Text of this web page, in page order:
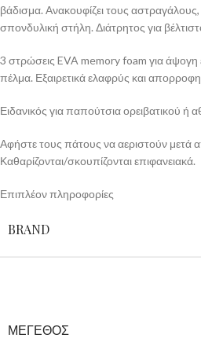
βάδισμα. Ανακουφίζει τους αστραγάλους,
σπονδυλική στήλη. Διάτρητος για
3 στρώσεις EVA memory foam για
πέλμα. Εξαιρετικά ελαφρύς και
Ειδανικός για παπούτσια ορειβατικού ή
Αφήστε τους πάτους να αεριστούν
Καθαρίζονται/σκουπίζονται επιφανειακά.
Επιπλέον πληροφορίες
BRAND
ΜΕΓΕΘΟΣ